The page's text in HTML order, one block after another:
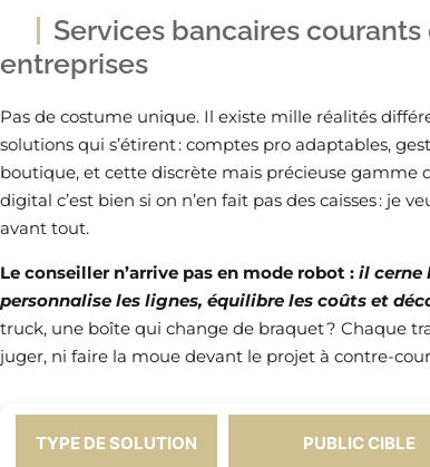
Services bancaires
entreprises
Pas de costume unique. Il existe mille réalités
solutions qui s’étirent : comptes pro adaptables,
boutique, et cette discrète mais précieuse gamme
digital c’est bien si on n’en fait pas des caisses : je
avant tout.
Le conseiller n’arrive pas en mode robot : il cerne
personnalise les lignes, équilibre les coûts et
truck, une boîte qui change de braquet ? Chaque
juger, ni faire la moue devant le projet à contre-
TYPE DE SOLUTION PUBLIC CIBLE